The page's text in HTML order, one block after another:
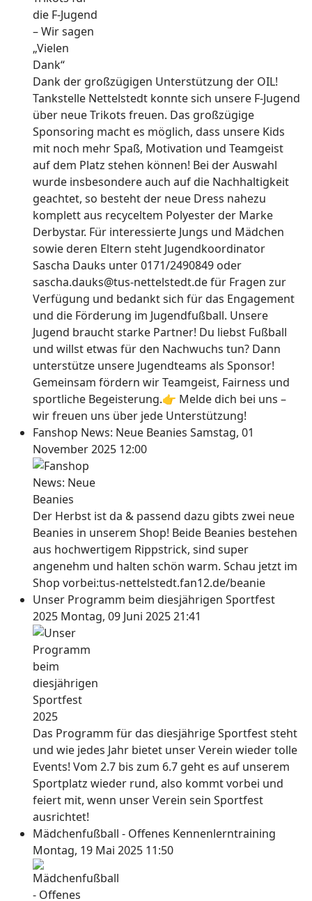
Dank der großzügigen Unterstützung der OIL!
Tankstelle Nettelstedt konnte sich unsere F-Jugend
über neue Trikots freuen. Das großzügige
Sponsoring macht es möglich, dass unsere Kids
mit noch mehr Spaß, Motivation und Teamgeist
auf dem Platz stehen können! Bei der Auswahl
wurde insbesondere auch auf die Nachhaltigkeit
geachtet, so besteht der neue Dress nahezu
komplett aus recyceltem Polyester der Marke
Derbystar. Für interessierte Jungs und Mädchen
sowie deren Eltern steht Jugendkoordinator
Sascha Dauks unter 0171/2490849 oder
sascha.dauks@tus-nettelstedt.de für Fragen zur
Verfügung und bedankt sich für das Engagement
und die Förderung im Jugendfußball. Unsere
Jugend braucht starke Partner! Du liebst Fußball
und willst etwas für den Nachwuchs tun? Dann
unterstütze unsere Jugendteams als Sponsor!
Gemeinsam fördern wir Teamgeist, Fairness und
sportliche Begeisterung.👉 Melde dich bei uns –
wir freuen uns über jede Unterstützung!
Fanshop News: Neue Beanies Samstag, 01
November 2025 12:00
Der Herbst ist da & passend dazu gibts zwei neue
Beanies in unserem Shop! Beide Beanies bestehen
aus hochwertigem Rippstrick, sind super
angenehm und halten schön warm. Schau jetzt im
Shop vorbei:tus-nettelstedt.fan12.de/beanie
Unser Programm beim diesjährigen Sportfest
2025 Montag, 09 Juni 2025 21:41
Das Programm für das diesjährige Sportfest steht
und wie jedes Jahr bietet unser Verein wieder tolle
Events! Vom 2.7 bis zum 6.7 geht es auf unserem
Sportplatz wieder rund, also kommt vorbei und
feiert mit, wenn unser Verein sein Sportfest
ausrichtet!
Mädchenfußball - Offenes Kennenlerntraining
Montag, 19 Mai 2025 11:50